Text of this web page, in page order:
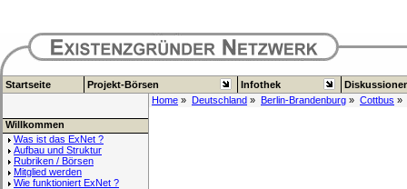
Startseite Projekt-Börsen Infothek
Home » Deutschland » Berlin-Brandenburg » Cottbus »
Willkommen
Was ist das ExNet ?
Aufbau und Struktur
Rubriken / Börsen
Mitglied werden
Wie funktioniert ExNet ?